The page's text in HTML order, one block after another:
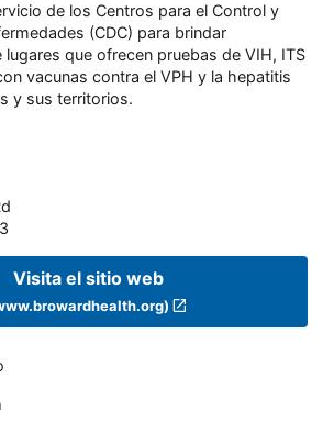
de los Centros para el Control y
(CDC) para brindar
que ofrecen pruebas de VIH, ITS
vacunas contra el VPH y la hepatitis
y sus territorios.
Visita el sitio web